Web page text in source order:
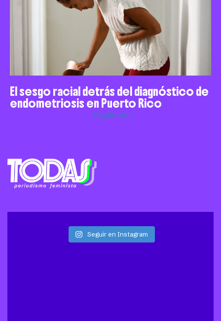
El sesgo racial detrás del diagnóstico de
endometriosis en Puerto Rico
Siguiente »
Seguir en Instagram